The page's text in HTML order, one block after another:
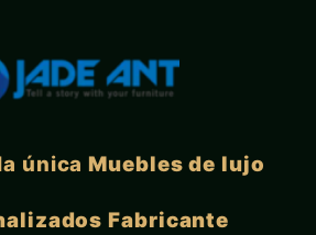
únicaMuebles de lujo
Fabricante